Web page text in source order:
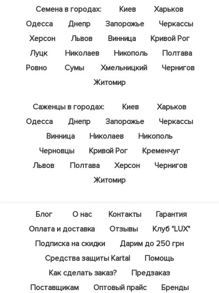
Семена в городах:
Киев
Харьков
Одесса
Днепр Запорожье
Черкассы
Херсон
Львов Винница
Кривой Рог
Луцк
Николаев Никополь
Полтава
Ровно
Сумы Хмельницкий
Чернигов
Житомир
Саженцы в городах: Киев
Харьков
Одесса
Днепр Запорожье
Черкассы
Винница
Николаев
Никополь
Черновцы
Кривой Рог
Кременчуг
Львов
Полтава Херсон
Чернигов
Житомир
Блог О нас Контакты
Гарантия
Оплата и доставка
Отзывы
Клуб "LUX"
Подписка на скидки
Дарим до 250 грн
Средства защиты Kartal
Помощь
Как сделать заказ?
Предзаказ
Поставщикам
Оптовый прайс Бренды